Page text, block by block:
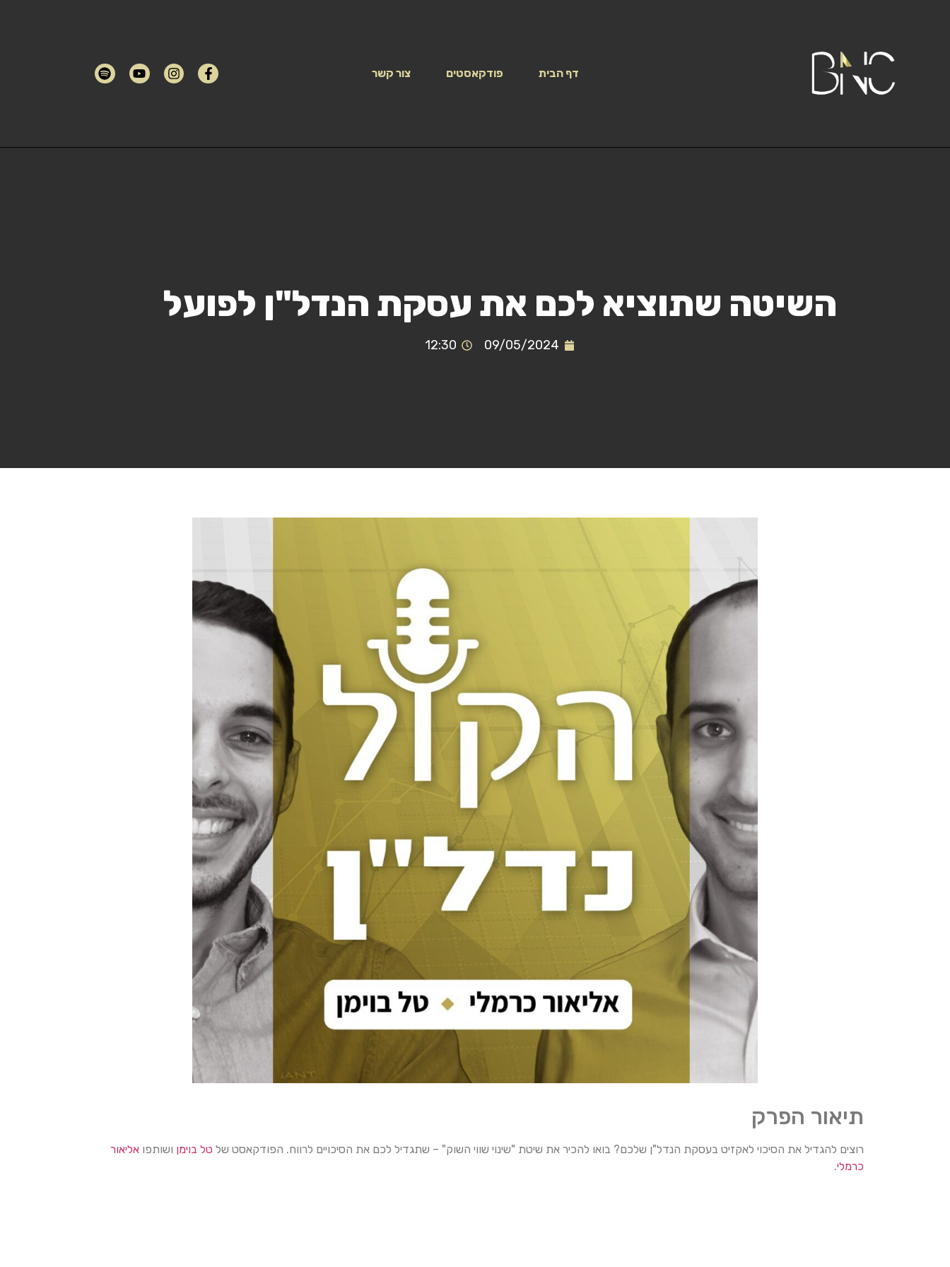
דף הבית פודקאסטים צור קשר
השיטה שתוציא לכם את עסקת הנדל"ן לפועל
09/05/2024
12:30
תיאור הפרק
רוצים להגדיל את הסיכוי לאקזיט בעסקת הנדל"ן שלכם? בואו להכיר את שיטת "שינוי שווי השוק" – שתגדיל לכם את הסיכויים לרווח. הפודקאסט של טל בוימן ושותפו אליאור
כרמלי.